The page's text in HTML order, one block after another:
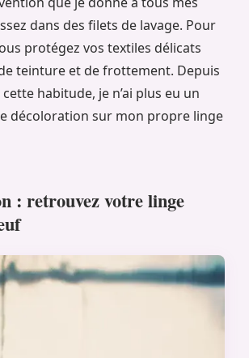
dans des filets de lavage. Pour
protégez vos textiles délicats
teinture et de frottement. Depuis
cette habitude, je n’ai plus eu un
décoloration sur mon propre linge
: retrouvez votre linge